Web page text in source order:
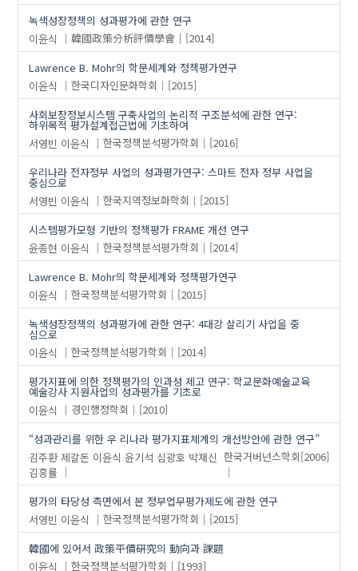
녹색성장정책의 성과평가에 관한 연구
이윤식
韓國政策分析評價學會
[2014]
Lawrence B. Mohr의 학문세계와 정책평가연구
이윤식
한국디자인문화학회
[2015]
사회보장정보시스템 구축사업의 논리적 구조분석에 관한 연구:
하위목적 평가설계접근법에 기초하여
서영빈 이윤식 한국정책분석평가학회
[2016]
우리나라 전자정부 사업의 성과평가연구: 스마트 전자 정부 사업을
중심으로
서영빈 이윤식 한국지역정보화학회
[2015]
시스템평가모형 기반의 정책평가 FRAME 개선 연구
윤종현 이윤식 한국정책분석평가학회
[2014]
Lawrence B. Mohr의 학문세계와 정책평가연구
이윤식
한국정책분석평가학회
[2015]
녹색성장정책의 성과평가에 관한 연구: 4대강 살리기 사업을 중
심으로
이윤식
한국정책분석평가학회
[2014]
평가지표에 의한 정책평가의 인과성 제고 연구: 학교문화예술교육
예술강사 지원사업의 성과평가를 기초로
이윤식
경인행정학회
[2010]
“성과관리를 위한 우 리나라 평가지표체계의 개선방안에 관한 연구”
김주환 제갈돈 이윤식 윤기석 심광호 박재신
김흥률
한국거버넌스학회[2006]
평가의 타당성 측면에서 본 정부업무평가제도에 관한 연구
서영빈 이윤식 한국정책분석평가학회
[2015]
韓國에 있어서 政策平價硏究의 動向과 課題
이윤식
한국정책분석평가학회
[1993]